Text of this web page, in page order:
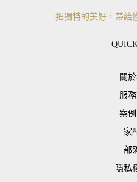
把獨特的美好，帶給
關
服
案
家
部
隱私